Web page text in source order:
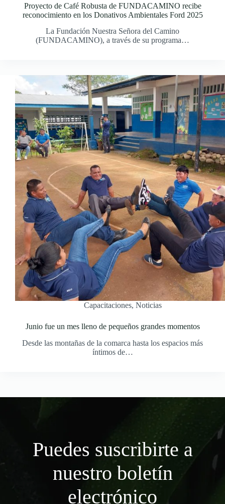
Proyecto de Café Robusta de FUNDACAMINO recibe
reconocimiento en los Donativos Ambientales Ford 2025
La Fundación Nuestra Señora del Camino
(FUNDACAMINO), a través de su programa…
Capacitaciones, Noticias
Junio fue un mes lleno de pequeños grandes momentos
Desde las montañas de la comarca hasta los espacios más
íntimos de…
Puedes suscribirte a
nuestro boletín
electrónico